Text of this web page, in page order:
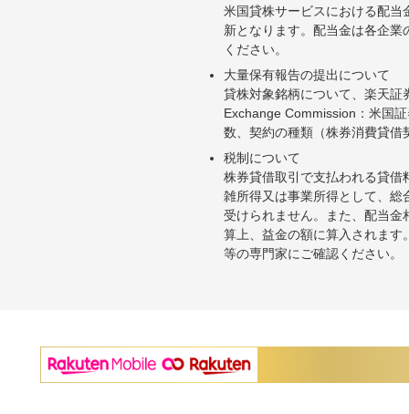
米国貸株サービスにおける配当
新となります。配当金は各企
ください。
大量保有報告の提出について
貸株対象銘柄について、楽天
Exchange Commission：米国
数、契約の種類（株券消費貸
税制について
株券貸借取引で支払われる貸
雑所得又は事業所得として、
受けられません。また、配当
算上、益金の額に算入されま
等の専門家にご確認ください。